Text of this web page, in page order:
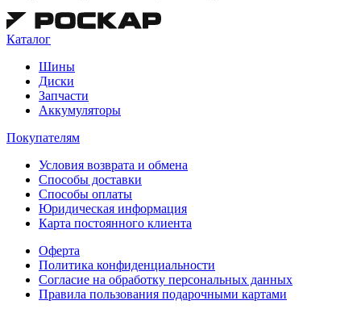
Каталог
Шины
Диски
Запчасти
Аккумуляторы
Покупателям
Условия возврата и обмена
Способы доставки
Способы оплаты
Юридическая информация
Карта постоянного клиента
Оферта
Политика конфиденциальности
Согласие на обработку персональных данных
Правила пользования подарочными картами